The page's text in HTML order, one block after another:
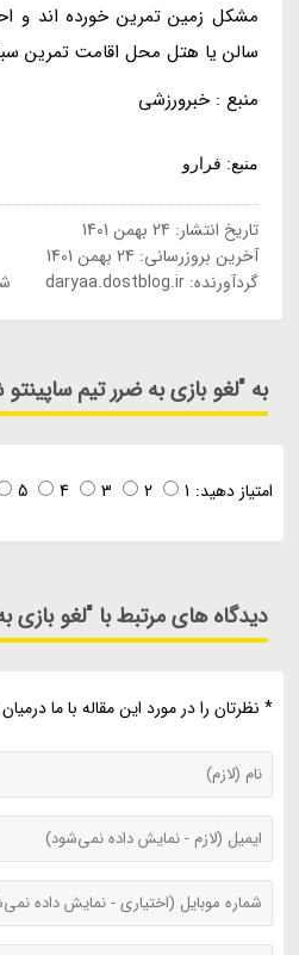
مشکل زمین تمرین خورده اند و
سالن یا هتل محل اقامت تمرین
منبع : خبرورزشی
منبع: فرارو
تاریخ انتشار: 24 بهمن 1401
آخرین بروزرسانی: 24 بهمن 1401
گردآورنده:daryaa.dostblog.ir
به "لغو بازی به ضرر تیم
امتیاز دهید: 1
2
3
4
5
دیدگاه های مرتبط با "لغو بازی
* نظرتان را در مورد این مقاله با ما